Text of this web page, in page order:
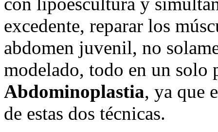
excedente, reparar los
abdomen juvenil, no
modelado, todo en un
Abdominoplastia, ya que
de estas dos técnicas.